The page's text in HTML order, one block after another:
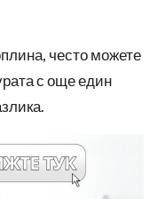
често можете
с още един